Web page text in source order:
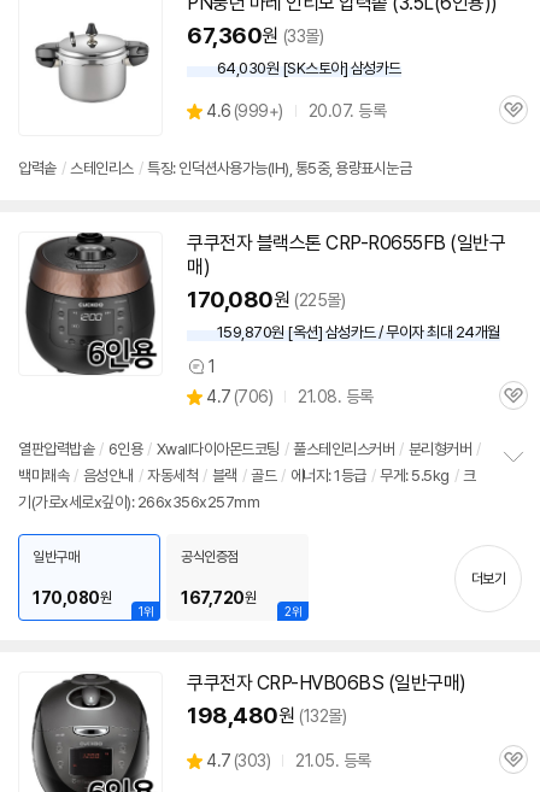
67,360원 (33몰)
64,030원 [SK스토아] 삼성카드
별
4.6 (상
리
999+) 20.07. 등록
관
압력솥 / 스테인리스 / 특징: 인덕션사용가능(IH), 통5중, 용량표시눈금
쿠쿠전자 블랙스톤 CRP-R0655FB (일반구
매)
170,080원 (225몰)
159,870원 [옥션] 삼성카드 / 무이자 최대 24개월
상
품
견
1
별
4.7 (상
리
뷰
706) 21.08. 등록
관
열판압력밥솥 / 6인용 / Xwall다이아몬드코팅 / 풀스테인리스커버 / 분리형커버 /
백미쾌속 / 음성안내 / 자동세척 / 블랙 / 골드 / 에너지: 1등급 / 무게: 5.5kg / 크
기(가로x세로x깊이): 266x356x257mm
기
1위
일반구매
170,080원
2위
공식인증점
167,720원
더보기
쿠쿠전자 CRP-HVB06BS (일반구매)
198,480원 (132몰)
별
4.7 (상
303) 21.05. 등록
관